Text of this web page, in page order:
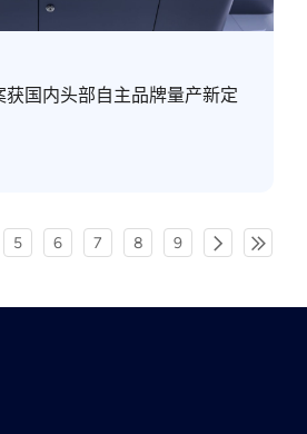
获国内头部自主品牌量产新定
5 6 7 8 9